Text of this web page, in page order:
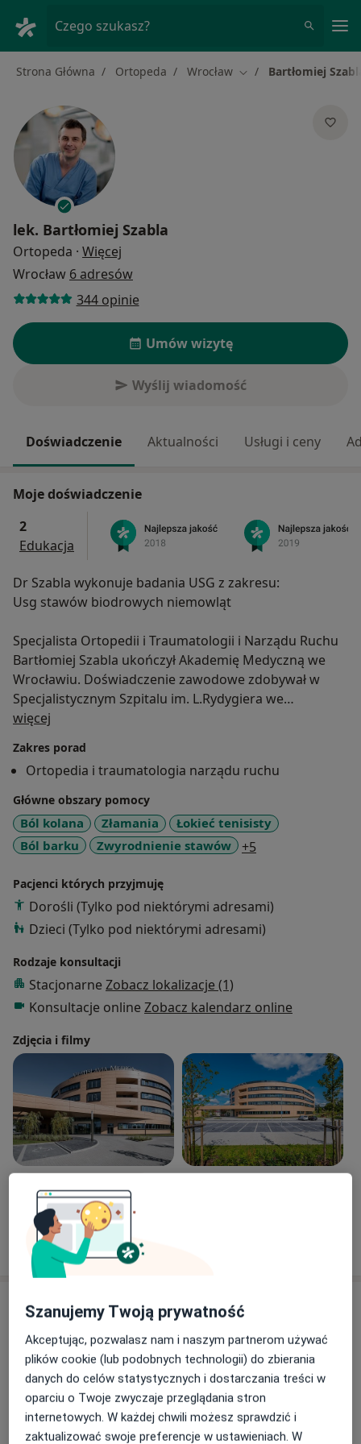
Czego szukasz?
Strona Główna Ortopeda Wrocław Zmień miasto
Bartłomiej
lek. Bartłomiej Szabla
Ortopeda · Więcej
Wrocław 6 adresów
344 opinie
Umów wizytę
Wyślij wiadomość
Doświadczenie Aktualności Usługi i ceny
Moje doświadczenie
2
Edukacja
Dr Szabla wykonuje badania USG z zakresu:
Usg stawów biodrowych niemowląt
Specjalista Ortopedii i Traumatologii i Narządu Ruchu
Bartłomiej Szabla ukończył Akademię Medyczną we
Wrocławiu. Doświadczenie zawodowe zdobywał w
Specjalistycznym Szpitalu im. L.Rydygiera we
Wrocławiu, w Wojewódzkim Szpitalu im.
Kolejowym we Wrocławiu. Od 10 lat pracuje w Szpitalu
Św. Jadwigi Śląskiej w Trzebnicy. Swoją wiedzę
specjalistyczną poszerzał na licznych kursach i
konferencjach ogólnopolskich i międzynarodowych.
Główne obszary
chirurgia małoinwazyjna:
artroskopowe leczenie schorzeń i urazów stawów
kolanowego,
skokowego,
łokciowego
chirurgia urazowa:
urazów
nowoczesne sposoby leczenia złamań kości
zespolenia małoinwazyjne - śródszpikowe,
płyty kątowo-stabilne
leczenie następstw urazów lub choroby
zwyrodnieniowej usztywnienia stawów w zakresie
kończyny dolnej
kolanowych, barkowych, łokciowych
chirurgia stopy:
paluchy koślawe
staw kolanowy:
rekonstrukcje wiązadeł kolana
częściowe resekcja
zabiegi rekonstrukcyjne w zakresie chrząstki
enodoprotezoplastyka
staw barkowy:
leczenie urazów stawu barkowego
uszkodzenie stożka rotatorów
uszkodzenie obrąbka stawu barkowego
więcej
Zakres porad
Ortopedia i traumatologia narządu ruchu
Główne obszary pomocy
Ból kolana Złamania
Łokieć tenisisty
Ból barku
Zwyrodnienie stawów +5
Pacjenci których przyjmuję
Dorośli (Tylko pod niektórymi adresami)
Dzieci (Tylko pod niektórymi adresami)
Rodzaje konsultacji
Stacjonarne Zobacz lokalizacje (1)
Konsultacje online Zobacz kalendarz online
Zdjęcia i filmy
Zobacz galerię (13)
Pokaż więcej
Aktualności
lek. Bartłomiej Szabla
Lekarska 1, 51-134 Wrocław
Szpital Vratislavia Medica
23/05/2024
Szanujemy Twoją prywatność
Akceptując, pozwalasz nam i naszym partnerom używać
plików cookie (lub podobnych technologii) do zbierania
danych do celów statystycznych i dostarczania treści w
oparciu o Twoje zwyczaje przeglądania stron
internetowych. W każdej chwili możesz sprawdzić i
zaktualizować swoje preferencje w ustawieniach. W